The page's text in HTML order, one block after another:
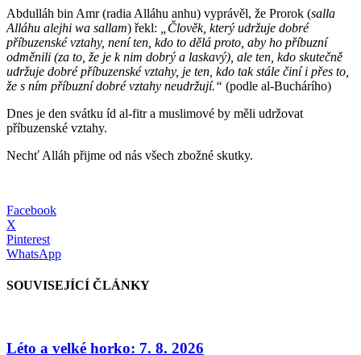
Abdulláh bin Amr (radia Alláhu anhu) vyprávěl, že Prorok (salla
Alláhu alejhi wa sallam) řekl:
„Člověk, který udržuje dobré
příbuzenské vztahy, není ten, kdo to dělá proto, aby ho příbuzní
odměnili (za to, že je k nim dobrý a laskavý), ale ten, kdo skutečně
udržuje dobré příbuzenské vztahy, je ten, kdo tak stále činí i přes to,
že s ním příbuzní dobré vztahy neudržují.“ (podle al-Buchárího)
Dnes je den svátku íd al-fitr a muslimové by měli udržovat
příbuzenské vztahy.
Nechť Alláh přijme od nás všech zbožné skutky.
Facebook
X
Pinterest
WhatsApp
SOUVISEJÍCÍ ČLÁNKY
Léto a velké horko: 7. 8. 2026